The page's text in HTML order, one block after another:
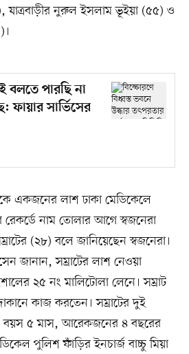
যাত্রবাড়ীর নুরুল ইসলাম ভূইয়া (৫৫) ও
বলতে পারছি না
সার্ভিসের
একজনের লাশ ঢাকা মেডিকেলে
রেকর্ডে নাম তোলার আগে স্বজনেরা
(২৮) বলে জানিয়েছেন স্বজনেরা।
জানান, সম্রাটের লাশ নেওয়া
২৫ নং মালিটোলা লেনে। সম্রাট
কাজ করতেন। সম্রাটের দুই
বয়স ৫ মাস, আরেকজনের ৪ বছরের
পুলিশ ফাঁড়ির ইনচার্জ বাচ্চু মিয়া